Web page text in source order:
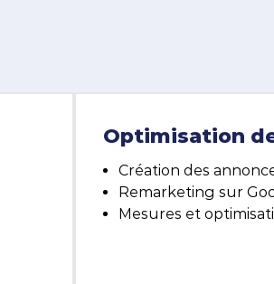
Optimisation
Création des
Remarketing sur
Mesures et